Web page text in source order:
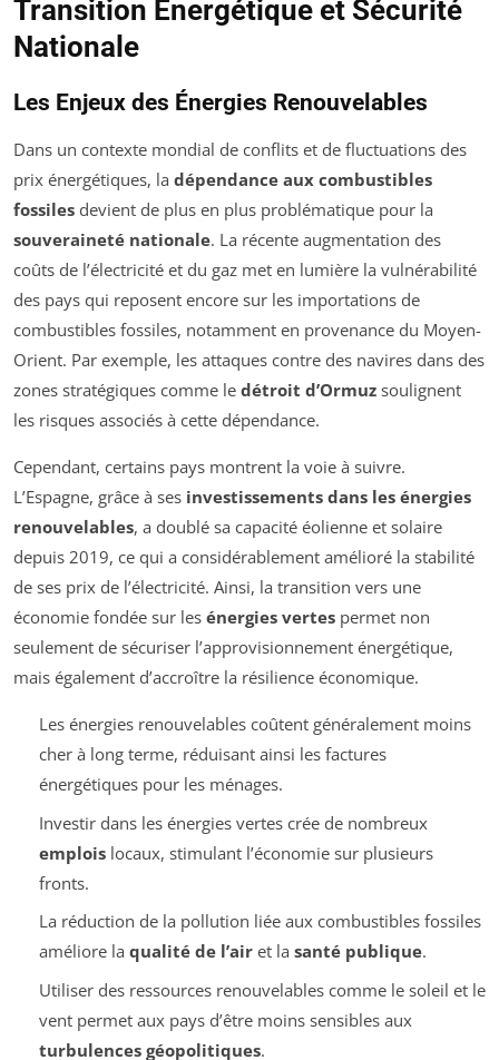
Transition Énergétique et Sécurité
Nationale
Les Enjeux des Énergies Renouvelables
Dans un contexte mondial de conflits et de fluctuations des
prix énergétiques, la dépendance aux combustibles
fossiles devient de plus en plus problématique pour la
souveraineté nationale. La récente augmentation des
coûts de l’électricité et du gaz met en lumière la vulnérabilité
des pays qui reposent encore sur les importations de
combustibles fossiles, notamment en provenance du Moyen-
Orient. Par exemple, les attaques contre des navires dans des
zones stratégiques comme le détroit d’Ormuz soulignent
les risques associés à cette dépendance.
Cependant, certains pays montrent la voie à suivre.
L’Espagne, grâce à ses investissements dans les énergies
renouvelables, a doublé sa capacité éolienne et solaire
depuis 2019, ce qui a considérablement amélioré la stabilité
de ses prix de l’électricité. Ainsi, la transition vers une
économie fondée sur les énergies vertes permet non
seulement de sécuriser l’approvisionnement énergétique,
mais également d’accroître la résilience économique.
Les énergies renouvelables coûtent généralement moins
cher à long terme, réduisant ainsi les factures
énergétiques pour les ménages.
Investir dans les énergies vertes crée de nombreux
emploislocaux, stimulant l’économie sur plusieurs
fronts.
La réduction de la pollution liée aux combustibles fossiles
améliore la qualité de l’airet la santé publique.
Utiliser des ressources renouvelables comme le soleil et le
vent permet aux pays d’être moins sensibles aux
turbulences géopolitiques.